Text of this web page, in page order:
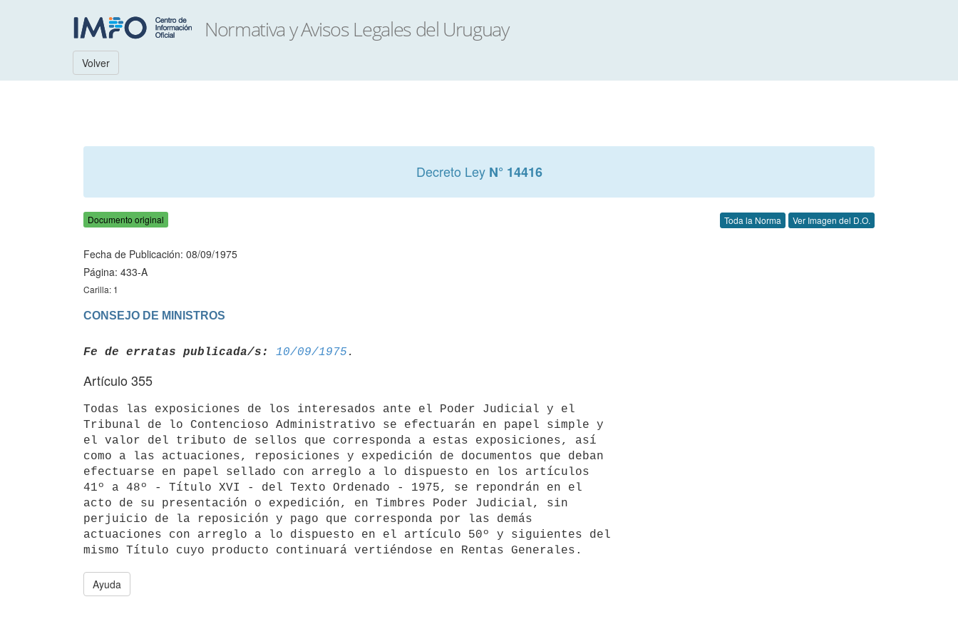
Volver
Decreto Ley N° 14416
Documento original Toda la Norma Ver Imagen del D.O.
Fecha de Publicación: 08/09/1975
Página: 433-A
Carilla: 1
CONSEJO DE MINISTROS
Fe de erratas publicada/s: 10/09/1975
Artículo 355
Todas las exposiciones de los interesados ante el Poder Judicial y el
Tribunal de lo Contencioso Administrativo se efectuarán en papel simple y
el valor del tributo de sellos que corresponda a estas exposiciones, así
como a las actuaciones, reposiciones y expedición de documentos que deban
efectuarse en papel sellado con arreglo a lo dispuesto en los artículos
41º a 48º - Título XVI - del Texto Ordenado - 1975, se repondrán en el
acto de su presentación o expedición, en Timbres Poder Judicial, sin
perjuicio de la reposición y pago que corresponda por las demás
actuaciones con arreglo a lo dispuesto en el artículo 50º y siguientes del
Ayuda